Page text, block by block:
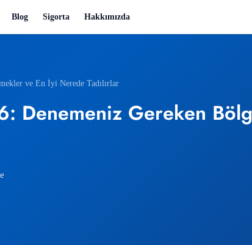
Blog Sigorta Hakkımızda
ve En İyi Nerede Tadılırlar
Denemeniz Gereken